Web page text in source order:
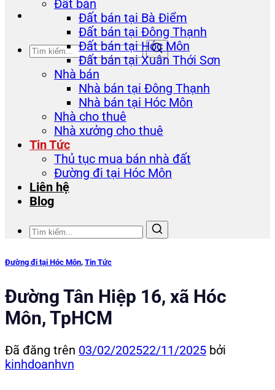
Đất bán
Đất bán tại Bà Điểm
Đất bán tại Đông Thạnh
Đất bán tại Hóc Môn
Đất bán tại Xuân Thới Sơn
Nhà bán
Nhà bán tại Đông Thạnh
Nhà bán tại Hóc Môn
Nhà cho thuê
Nhà xưởng cho thuê
Tin Tức
Thủ tục mua bán nhà đất
Đường đi tại Hóc Môn
Liên hệ
Blog
Đường đi tại Hóc Môn, Tin Tức
Đường Tân Hiệp 16, xã Hóc
Môn, TpHCM
Đã đăng trên 03/02/202522/11/2025 bởi
kinhdoanhvn